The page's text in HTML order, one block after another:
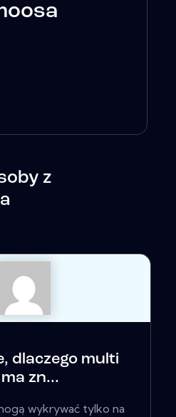
z
dlaczego multi
ma zn...
wykrywać tylko na